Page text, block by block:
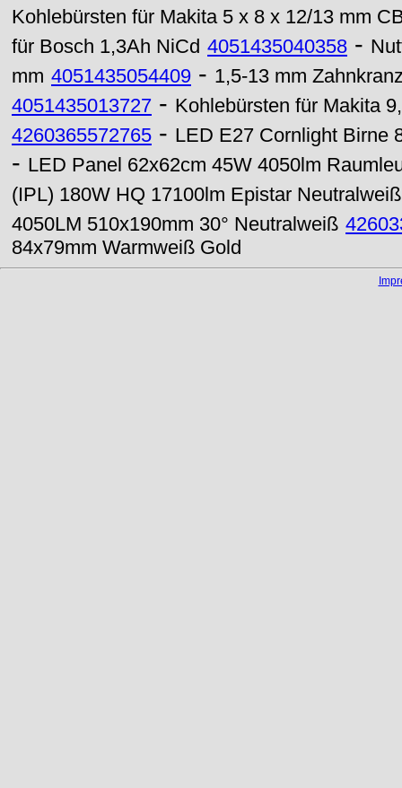
Kohlebürsten für Makita 5 x 8 x 12/13 mm
für Bosch 1,3Ah NiCd 4051435040358 -
mm 4051435054409 - 1,5-13 mm
4051435013727 - Kohlebürsten für Makita
4260365572765 - LED E27 Cornlight Birne
- LED Panel 62x62cm 45W 4050lm
(IPL) 180W HQ 17100lm Epistar
4050LM 510x190mm 30° Neutralweiß
84x79mm Warmweiß Gold